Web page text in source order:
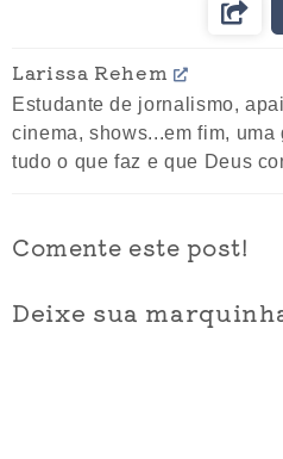
Larissa Rehem
Estudante de jornalismo,
cinema, shows...em fim, uma
tudo o que faz e que Deus
Comente este post!
Deixe sua